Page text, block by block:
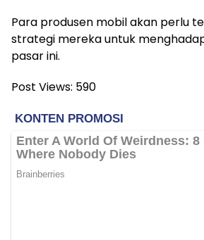
Para produsen mobil akan perlu
strategi mereka untuk
pasar ini.
Post Views: 590